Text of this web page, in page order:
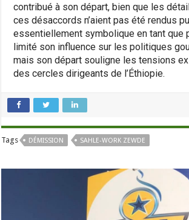
contribué à son départ, bien que les
ces désaccords n’aient pas été rendus
essentiellement symbolique en tant que
limité son influence sur les politiques
mais son départ souligne les tensions
des cercles dirigeants de l’Éthiopie.
Tags DÉMISSION SAHLE-WORK ZEWDE